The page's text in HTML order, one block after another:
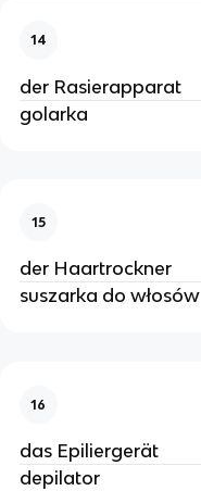
14
der Rasierapparat
golarka
15
der Haartrockner
suszarka do włosów
16
das Epiliergerät
depilator